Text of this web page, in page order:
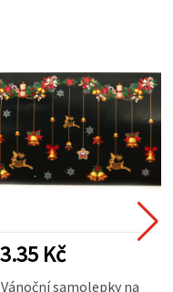
Kč
Vánoční samolepky na